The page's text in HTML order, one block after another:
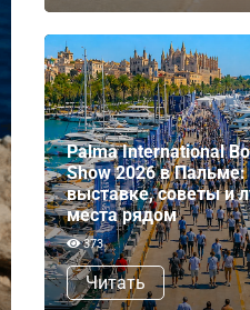
Palma International
Show 2026 в Пальме:
выставке, советы и
места рядом
373
Читать